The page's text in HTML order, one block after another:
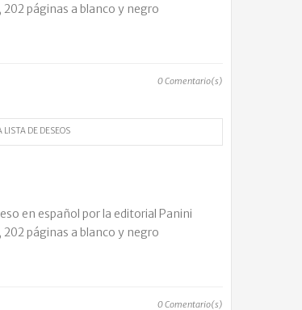
páginas a blanco y negro
0Comentario(s)
DE DESEOS
en español por la editorial Panini
páginas a blanco y negro
0Comentario(s)